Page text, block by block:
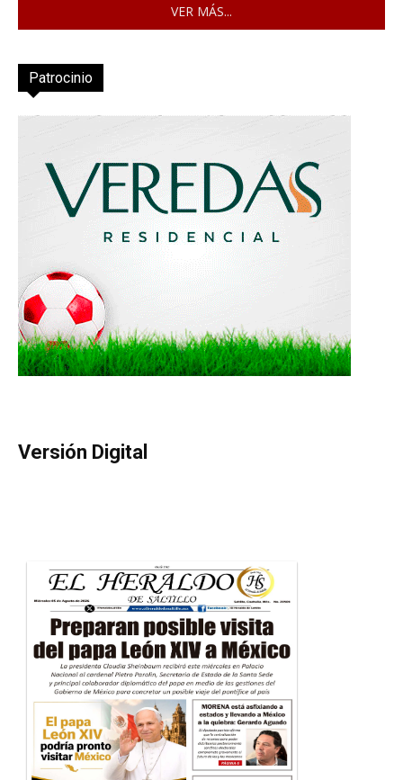
VER MÁS...
Patrocinio
Versión Digital